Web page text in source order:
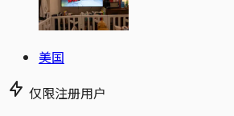
美国
仅限注册用户